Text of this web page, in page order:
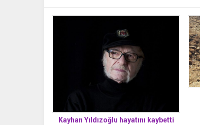
Kayhan Yıldızoğlu hayatını kaybetti